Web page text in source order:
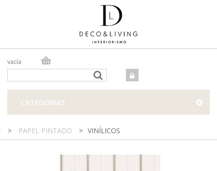
vacía
TIENDA FÍSICA
CATEGORÍAS
> PAPEL PINTADO > VINÍLICOS